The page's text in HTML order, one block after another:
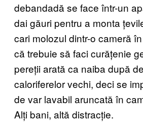
debandadă se face într-un
dai găuri pentru a monta
cari molozul dintr-o cameră
că trebuie să faci curățenie
pereții arată ca naiba după
caloriferelor vechi, deci se
de var lavabil aruncată în
Alți bani, altă distracție.